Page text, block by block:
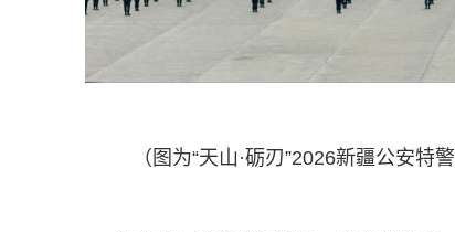
（图为“天山·砺刃”2026新疆公安